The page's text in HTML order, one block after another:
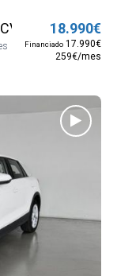
18.990€
Financiado 17.990€
259€/mes